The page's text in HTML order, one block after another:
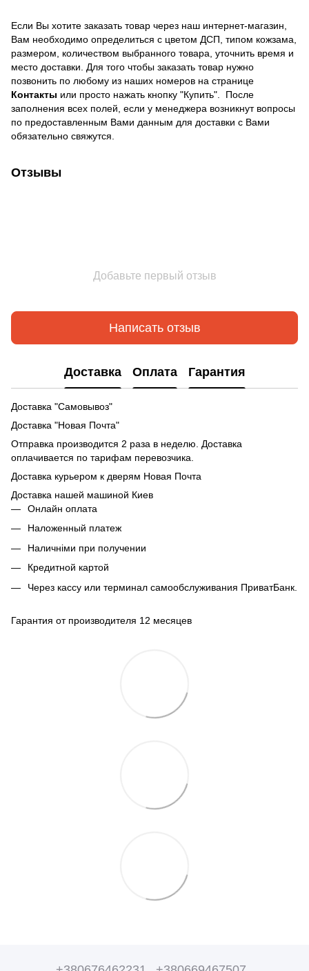
Если Вы хотите заказать товар через наш интернет-магазин,
Вам необходимо определиться с цветом ДСП, типом кожзама,
размером, количеством выбранного товара, уточнить время и
место доставки. Для того чтобы заказать товар нужно
позвонить по любому из наших номеров на странице
Контакты или просто нажать кнопку "Купить". После
заполнения всех полей, если у менеджера возникнут вопросы
по предоставленным Вами данным для доставки с Вами
обязательно свяжутся.
Отзывы
Добавьте первый отзыв
Написать отзыв
Доставка Оплата Гарантия
Доставка "Самовывоз"
Доставка "Новая Почта"
Отправка производится 2 раза в неделю. Доставка
оплачивается по тарифам перевозчика.
Доставка курьером к дверям Новая Почта
Доставка нашей машиной Киев
Онлайн оплата
Наложенный платеж
Наличніми при получении
Кредитной картой
Через кассу или терминал самообслуживания ПриватБанк.
Гарантия от производителя 12 месяцев